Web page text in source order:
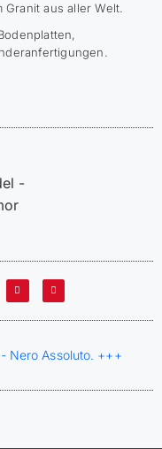
aus aller Welt.
Nero Assoluto. +++